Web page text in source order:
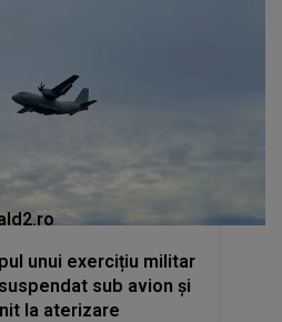
unui exercițiu militar
sub avion și
la aterizare